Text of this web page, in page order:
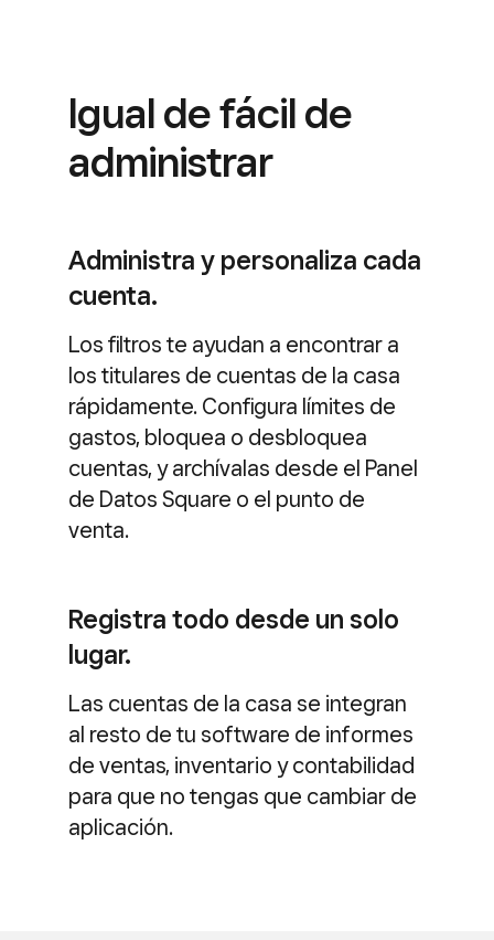
Igual de fácil de
administrar
Administra y personaliza cada
cuenta.
Los filtros te ayudan a encontrar a
los titulares de cuentas de la casa
rápidamente. Configura límites de
gastos, bloquea o desbloquea
cuentas, y archívalas desde el Panel
de Datos Square o el punto de
venta.
Registra todo desde un solo
lugar.
Las cuentas de la casa se integran
al resto de tu software de informes
de ventas, inventario y contabilidad
para que no tengas que cambiar de
aplicación.